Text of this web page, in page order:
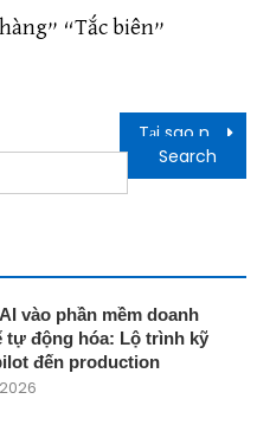
“Tắc biên”
vào phần mềm doanh
tự động hóa: Lộ trình kỹ
đến production